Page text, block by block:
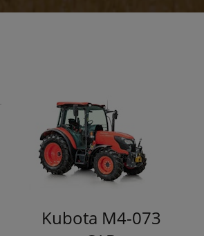
Kubota M4-073